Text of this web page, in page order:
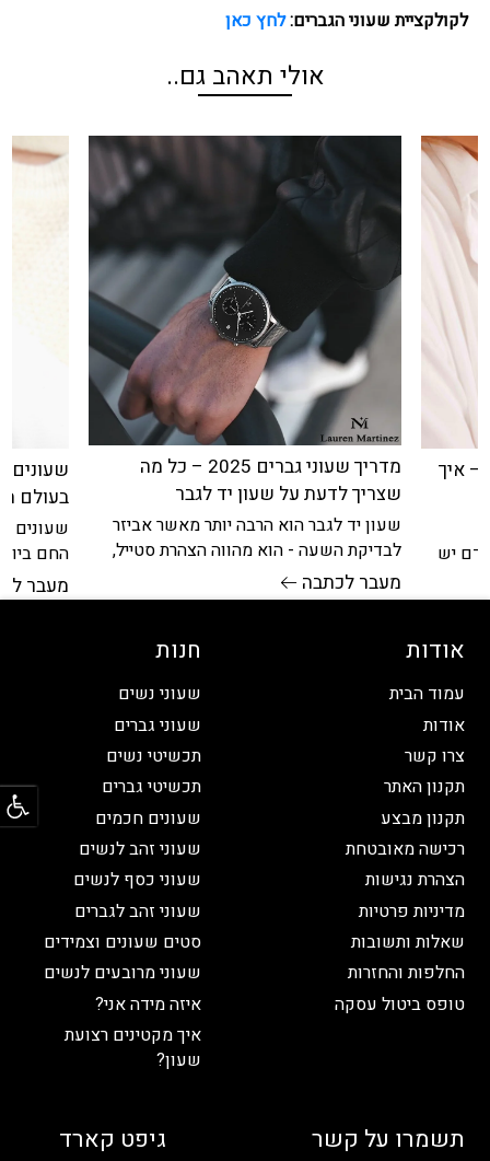
לקולקציית שעוני הגברים:לחץ כאן
– איך
יש
מדריך שעוני גברים 2025 – כל מה
שצריך לדעת על שעון יד לגבר
שעון יד לגבר הוא הרבה יותר מאשר אביזר
לבדיקת השעה - הוא מהווה הצהרת סטייל,
סמל סטטוס ופריט שימושי כאחד.
מעבר לכתבה
שעונים
בעולם
שעונים
החם
וחדשני,
ואלגנטי
מעבר
אודות
עמוד הבית
אודות
צרו קשר
תקנון האתר
תקנון מבצע
רכישה מאובטחת
הצהרת נגישות
מדיניות פרטיות
שאלות ותשובות
החלפות והחזרות
טופס ביטול עסקה
חנות
שעוני נשים
שעוני גברים
תכשיטי נשים
תכשיטי גברים
שעונים חכמים
שעוני זהב לנשים
שעוני כסף לנשים
שעוני זהב לגברים
סטים שעונים וצמידים
שעוני מרובעים לנשים
איזה מידה אני?
איך מקטינים רצועת
שעון?
תשמרו על קשר גיפט קארד